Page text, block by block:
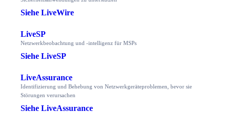
Siehe LiveWire
LiveSP
Netzwerkbeobachtung und -intelligenz für MSPs
Siehe LiveSP
LiveAssurance
Identifizierung und Behebung von Netzwerkgeräteproblemen, bevor sie
Störungen verursachen
Siehe LiveAssurance